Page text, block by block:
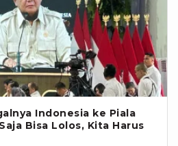
Indonesia ke Piala
Bisa Lolos, Kita Harus